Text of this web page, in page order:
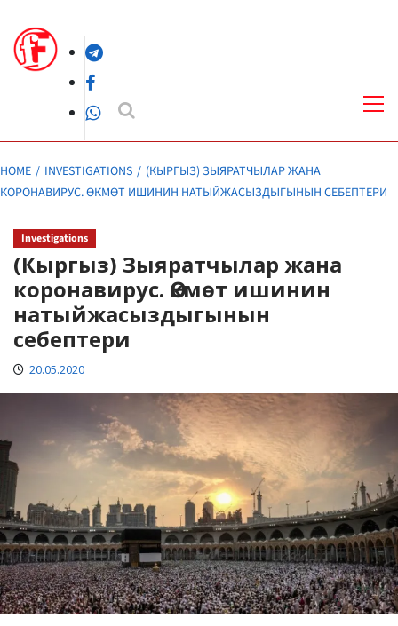
content
Telegram
Facebook
WhatsApp
HOME INVESTIGATIONS
(КЫРГЫЗ) ЗЫЯРАТЧЫЛАР ЖАНА
КОРОНАВИРУС. ӨКМӨТ ИШИНИН НАТЫЙЖАСЫЗДЫГЫНЫН СЕБЕПТЕРИ
Investigations
(Кыргыз) Зыяратчылар жана
коронавирус. Өкмөт ишинин
натыйжасыздыгынын
себептери
20.05.2020